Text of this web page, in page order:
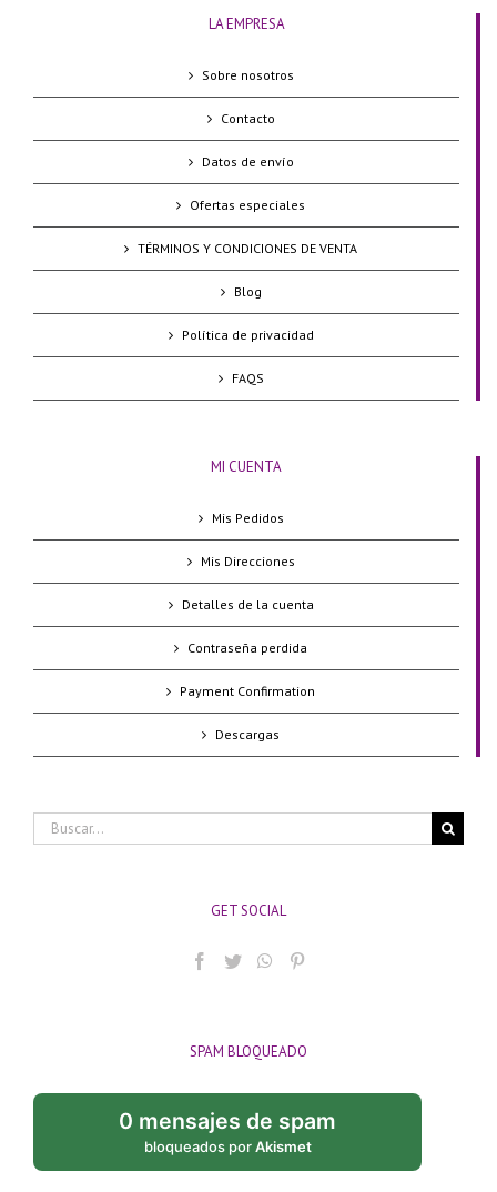
LA EMPRESA
Sobre nosotros
Contacto
Datos de envío
Ofertas especiales
TÉRMINOS Y CONDICIONES DE VENTA
Blog
Política de privacidad
FAQS
MI CUENTA
Mis Pedidos
Mis Direcciones
Detalles de la cuenta
Contraseña perdida
Payment Confirmation
Descargas
Buscar:
GET SOCIAL
SPAM BLOQUEADO
0 mensajes de spam
bloqueados porAkismet